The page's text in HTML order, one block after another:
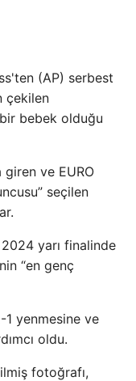
(AP) serbest
çekilen
bebek olduğu
giren ve EURO
seçilen
yarı finalinde
“en genç
1 yenmesine ve
oldu.
fotoğrafı,